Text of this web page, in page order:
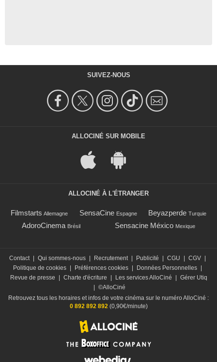
SUIVEZ-NOUS
ALLOCINÉ SUR MOBILE
ALLOCINÉ À L'ÉTRANGER
Filmstarts Allemagne SensaCine Espagne Beyazperde Turquie
AdoroCinema Brésil Sensacine México Mexique
Contact Qui sommes-nous Recrutement Publicité CGU CGV
Politique de cookies
Préférences cookies Données Personnelles
Revue de presse
Charte d'écriture Les services AlloCiné
Gérer Utiq
©AlloCiné
Retrouvez tous les horaires et infos de votre cinéma sur le numéro AlloCiné :
0 892 892 892(0,90€/minute)